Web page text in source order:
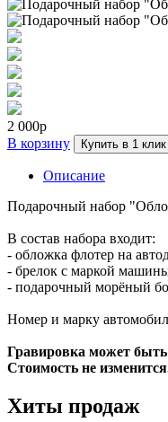
2 000р
В корзину
Купить в 1 клик
Описание
Подарочный набор
В состав набора входит:
- обложка флотер на
- брелок с маркой
- подарочный морёный
Номер и марку
Гравировка может
Стоимость не
Хиты продаж